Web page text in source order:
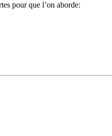
pour que l’on aborde: